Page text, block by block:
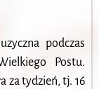
podczas
Postu.
za tydzień, tj. 16